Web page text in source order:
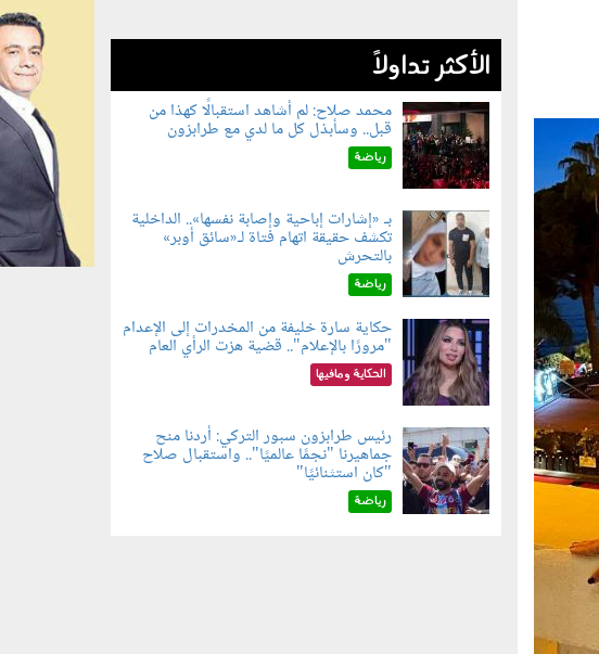
الأكثر تداولاً
060802.jpg
محمد صلاح: لم أشاهد استقبالًا كهذا من
قبل.. وسأبذل كل ما لدي مع طرابزون
رياضة
060804.jpg
بـ «إشارات إباحية وإصابة نفسها».. الداخلية
تكشف حقيقة اتهام فتاة لـ«سائق أوبر»
بالتحرش
رياضة
060801.jpeg
حكاية سارة خليفة من المخدرات إلى الإعدام
"مرورًا بالإعلام".. قضية هزت الرأي العام
الحكاية ومافيها
060803.jpg
رئيس طرابزون سبور التركي: أردنا منح
جماهيرنا "نجمًا عالميًا".. واستقبال صلاح
"كان استثنائيًا"
رياضة